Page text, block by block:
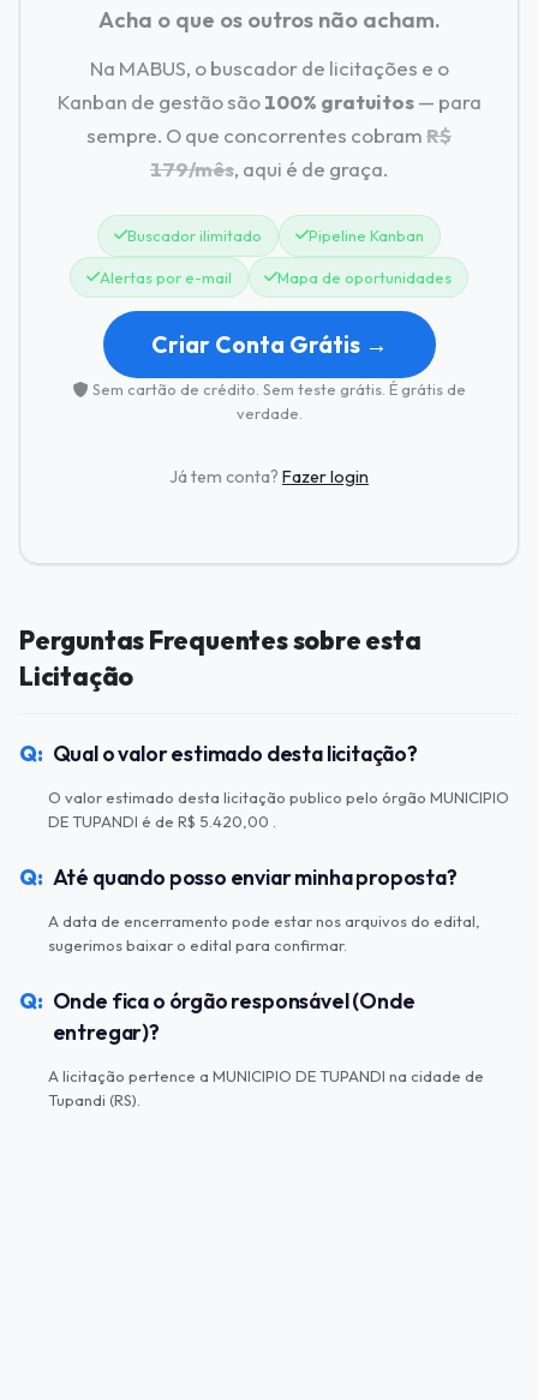
Acha o que os outros não acham.
Na MABUS, o buscador de licitações e o
Kanban de gestão são100% gratuitos— para
sempre. O que concorrentes cobramR$
179/mês, aqui é de graça.
Buscador ilimitado Pipeline Kanban
Alertas por e-mail Mapa de oportunidades
Criar Conta Grátis →
Sem cartão de crédito. Sem teste grátis. É grátis de
verdade.
Já tem conta? Fazer login
Perguntas Frequentes sobre esta
Licitação
Qual o valor estimado desta licitação?
O valor estimado desta licitação publico pelo órgão MUNICIPIO
DE TUPANDI é de R$ 5.420,00 .
Até quando posso enviar minha proposta?
A data de encerramento pode estar nos arquivos do edital,
sugerimos baixar o edital para confirmar.
Onde fica o órgão responsável (Onde
entregar)?
A licitação pertence a MUNICIPIO DE TUPANDI na cidade de
Tupandi (RS).